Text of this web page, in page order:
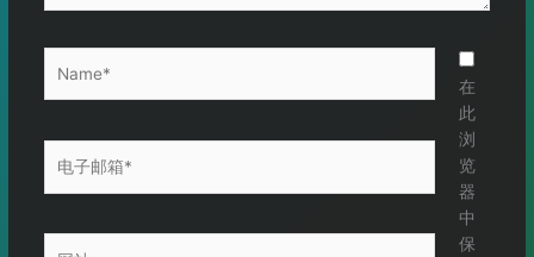
箱
在
此
浏
览
器
中
保